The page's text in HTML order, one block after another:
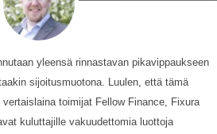
yleensä rinnastavan pikavippaukseen
sijoitusmuotona. Luulen, että tämä
toimijat Fellow Finance, Fixura
kuluttajille vakuudettomia luottoja